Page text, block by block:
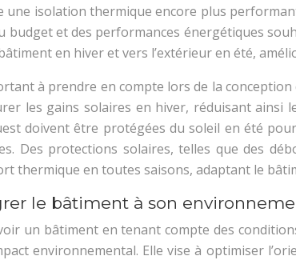
isolation thermique encore plus
et des performances énergétiques
en hiver et vers l’extérieur en été,
à prendre en compte lors de la
les gains solaires en hiver, réduisant
doivent être protégées du soleil en été
Des protections solaires, telles que des
thermique en toutes saisons, adaptant le
le bâtiment à son
un bâtiment en tenant compte des
environnemental. Elle vise à optimiser